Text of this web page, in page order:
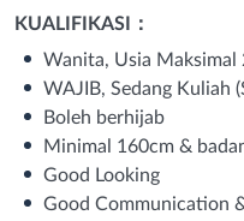
KUALIFIKASI：
Wanita, Usia Maksimal
WAJIB, Sedang Kuliah
Boleh berhijab
Minimal 160cm &
Good Looking
Good Communication